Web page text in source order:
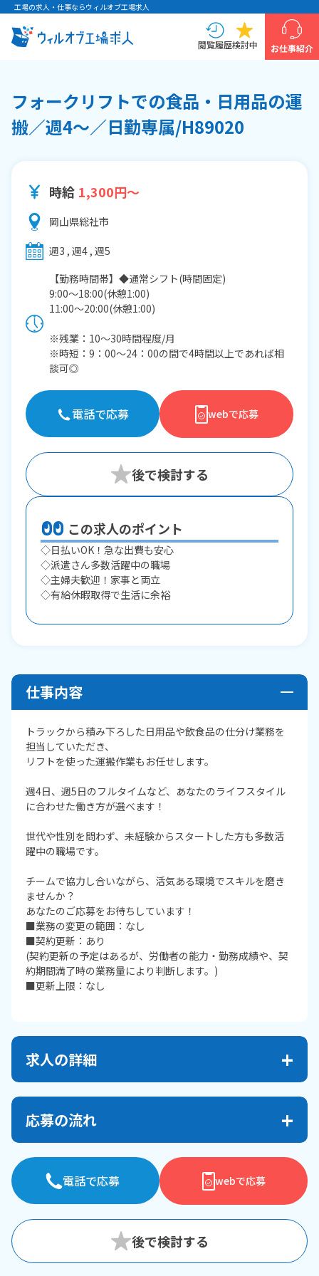
工場の求人・仕事ならウィルオブ工場求人
閲覧履歴検討中 お仕事紹介
フォークリフトでの食品・日用品の運
搬／週4～／日勤専属/H89020
時給 1,300円～
岡山県総社市
週3 , 週4 , 週5
【勤務時間帯】◆通常シフト(時間固定)
9:00〜18:00(休憩1:00)
11:00〜20:00(休憩1:00)
※残業：10〜30時間程度/月
※時短：9：00～24：00の間で4時間以上であれば相
談可◎
電話で応募 webで応募
この求人のポイント
◇日払いOK！急な出費も安心
◇派遣さん多数活躍中の職場
◇主婦夫歓迎！家事と両立
◇有給休暇取得で生活に余裕
仕事内容
トラックから積み下ろした日用品や飲食品の仕分け業務を
担当していただき、
リフトを使った運搬作業もお任せします。
週4日、週5日のフルタイムなど、あなたのライフスタイル
に合わせた働き方が選べます！
世代や性別を問わず、未経験からスタートした方も多数活
躍中の職場です。
チームで協力し合いながら、活気ある環境でスキルを磨き
ませんか？
あなたのご応募をお待ちしています！
■業務の変更の範囲：なし
■契約更新：あり
(契約更新の予定はあるが、労働者の能力・勤務成績や、契
約期間満了時の業務量により判断します。)
■更新上限：なし
求人の詳細
応募の流れ
電話で応募 webで応募